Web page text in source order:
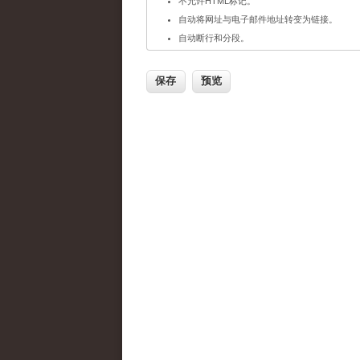
自动将网址与电子邮件地址转变为链接。
自动断行和分段。